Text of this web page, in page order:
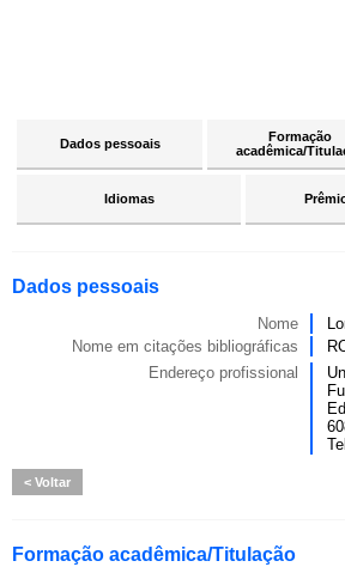
Dados pessoais
Formação
acadêmica/
Idiomas
Dados pessoais
Nome
Nome em citações bibliográficas
Endereço profissional
Voltar
Formação acadêmica/Titulação